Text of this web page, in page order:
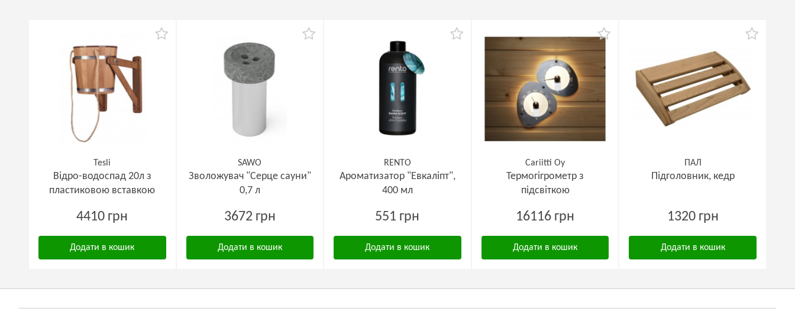
Tesli
Відро-водоспад 20л з
пластиковою вставкою
4410 грн
Додати в кошик
SAWO
Зволожувач "Серце сауни"
0,7 л
3672 грн
Додати в кошик
RENTO
Ароматизатор "Евкаліпт",
400 мл
551 грн
Додати в кошик
Cariitti Oy
Термогігрометр з
підсвіткою
16116 грн
Додати в кошик
ПАЛ
Підголовник, кедр
1320 грн
Додати в кошик